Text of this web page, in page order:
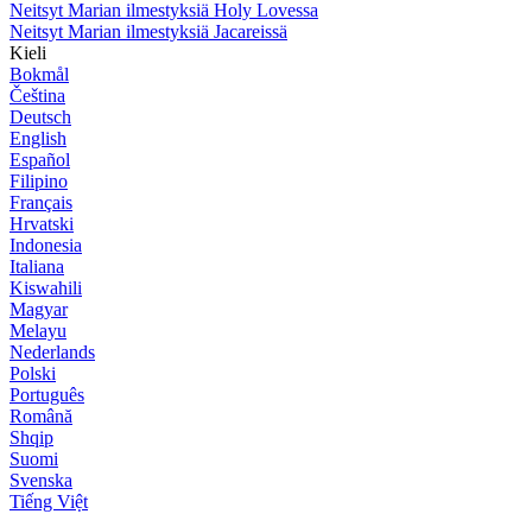
Neitsyt Marian ilmestyksiä Holy Lovessa
Neitsyt Marian ilmestyksiä Jacareissä
Kieli
Bokmål
Čeština
Deutsch
English
Español
Filipino
Français
Hrvatski
Indonesia
Italiana
Kiswahili
Magyar
Melayu
Nederlands
Polski
Português
Română
Shqip
Suomi
Svenska
Tiếng Việt